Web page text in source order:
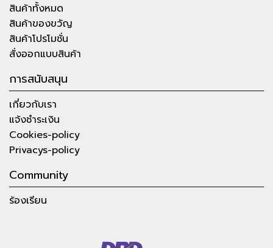
สินค้าทั้งหมด
สินค้าของขวัญ
สินค้าโปรโมชั่น
สั่งออกแบบสินค้า
การสนับสนุน
เกี่ยวกับเรา
แจ้งชำระเงิน
Cookies-policy
Privacys-policy
Community
ร้องเรียน